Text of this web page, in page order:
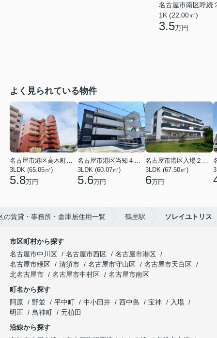
名古屋市南区呼続
1K (22.00㎡)
3.5万円
よく見られている物件
名古屋市港区高木町３丁目
3LDK (65.05㎡)
5.8万円
名古屋市港区当知４丁目
3LDK (60.07㎡)
5.6万円
名古屋市港区入場２丁目
3LDK (67.50㎡)
6万円
の賃貸・事務所・倉庫居住用一覧 鶴里駅 ソレイユトリス
市区町村から探す
名古屋市中川区
名古屋市西区
名古屋市港区
名古屋市緑区
清須市 名古屋市守山区
名古屋市天白区
北名古屋市
名古屋市中村区
名古屋市南区
町名から探す
阿原
野並 平中町 中小田井 西中島 宝神
入場
明正
鳥神町
元植田
沿線から探す